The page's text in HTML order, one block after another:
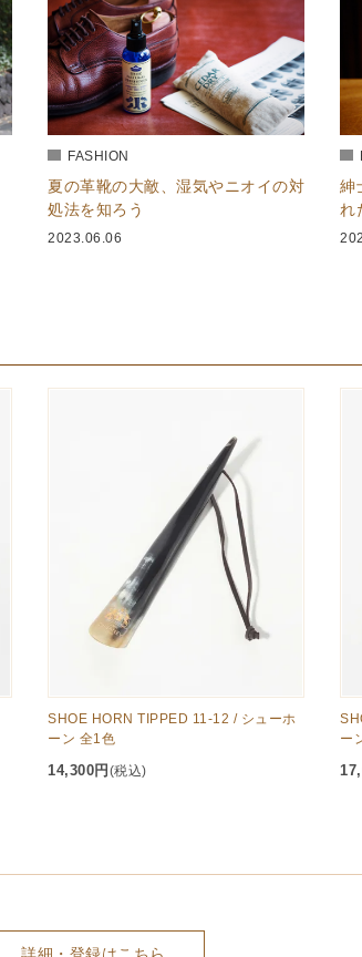
FASHION
夏の革靴の大敵、湿気やニオイの対
処法を知ろう
2023.06.06
紳
れ
階
SHOE HORN TIPPED 11-12 / シューホ
ーン 全1色
14,300円 (税込)
ー